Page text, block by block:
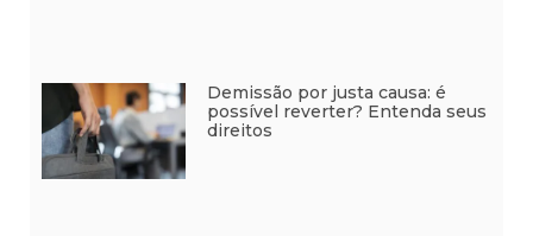
Demissão por justa causa: é
possível reverter? Entenda seus
direitos